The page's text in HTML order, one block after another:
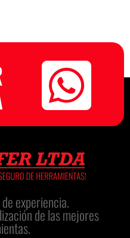
experiencia.
de las mejores